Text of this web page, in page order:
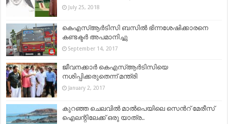
July 25, 2018
കെഎസ്ആർടിസി ബസിൽ ഭിന്നശേഷിക്കാരനെ
കണ്ടക്ടർ അപമാനിച്ചു
September 14, 2017
ജീവനക്കാര്‍ കെഎസ്ആര്‍ടിസിയെ
നശിപ്പിക്കരുതെന്ന് മന്ത്രി
January 2, 2017
കുറഞ്ഞ ചെലവിൽ മാൽപെയിലെ സെൻറ് മേരീസ്
ഐലന്റിലേക്ക് ഒരു യാത്ര..